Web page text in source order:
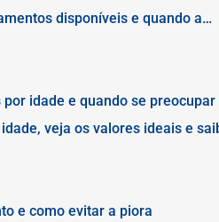
disponíveis e quando a
idade e quando se preocupar
veja os valores ideais e
e como evitar a piora